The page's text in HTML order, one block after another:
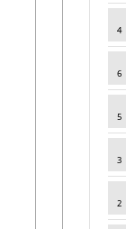
4
6
5
3
2